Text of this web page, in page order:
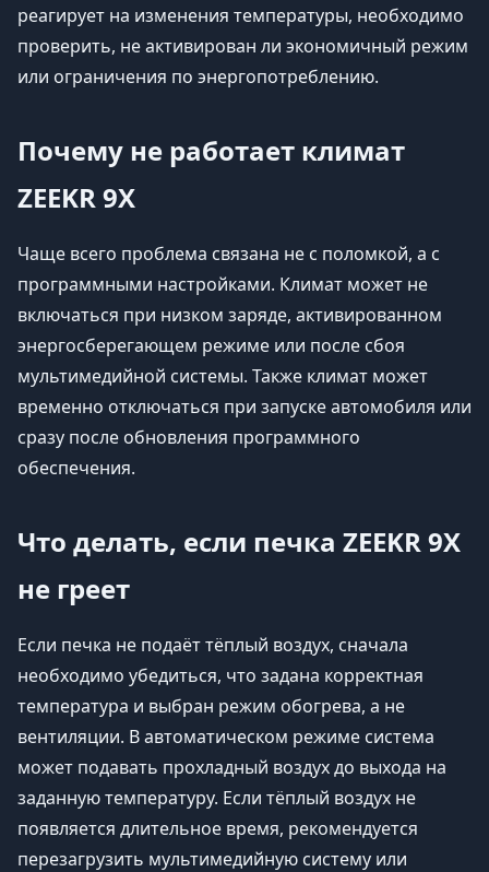
реагирует на изменения температуры, необходимо
проверить, не активирован ли экономичный режим
или ограничения по энергопотреблению.
Почему не работает климат
ZEEKR 9X
Чаще всего проблема связана не с поломкой, а с
программными настройками. Климат может не
включаться при низком заряде, активированном
энергосберегающем режиме или после сбоя
мультимедийной системы. Также климат может
временно отключаться при запуске автомобиля или
сразу после обновления программного
обеспечения.
Что делать, если печка ZEEKR 9X
не греет
Если печка не подаёт тёплый воздух, сначала
необходимо убедиться, что задана корректная
температура и выбран режим обогрева, а не
вентиляции. В автоматическом режиме система
может подавать прохладный воздух до выхода на
заданную температуру. Если тёплый воздух не
появляется длительное время, рекомендуется
перезагрузить мультимедийную систему или